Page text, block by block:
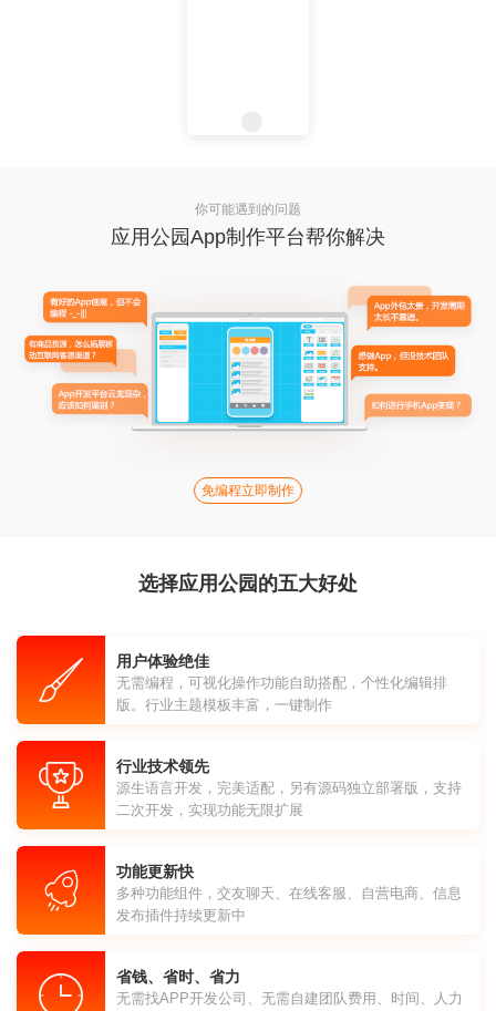
你可能遇到的问题
应用公园App制作平台帮你解决
免编程立即制作
选择应用公园的五大好处
用户体验绝佳
无需编程，可视化操作功能自助搭配，个性化编辑排
版。行业主题模板丰富，一键制作
行业技术领先
源生语言开发，完美适配，另有源码独立部署版，支持
二次开发，实现功能无限扩展
功能更新快
多种功能组件，交友聊天、在线客服、自营电商、信息
发布插件持续更新中
省钱、省时、省力
无需找APP开发公司、无需自建团队费用、时间、人力